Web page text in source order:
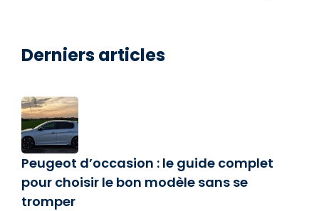
Derniers articles
Peugeot d’occasion : le guide complet
pour choisir le bon modèle sans se
tromper